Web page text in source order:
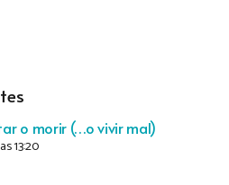
o morir (…o vivir mal)
13:20